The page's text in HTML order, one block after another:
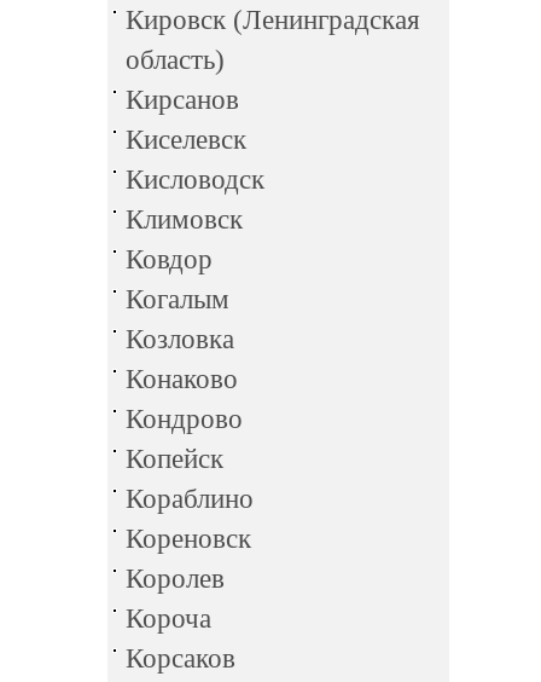
Кировск (Ленинградская
область)
Кирсанов
Киселевск
Кисловодск
Климовск
Ковдор
Когалым
Козловка
Конаково
Кондрово
Копейск
Кораблино
Кореновск
Королев
Короча
Корсаков